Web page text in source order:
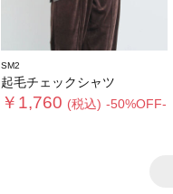
SM2
起毛チェックシャツ
￥1,760 (税込) -50%OFF-